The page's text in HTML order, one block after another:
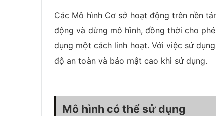
Các Mô hình Cơ sở hoạt động trên nền
động và dừng mô hình, đồng thời cho
dụng một cách linh hoạt. Với việc sử
độ an toàn và bảo mật cao khi sử dụng.
Mô hình có thể sử dụng